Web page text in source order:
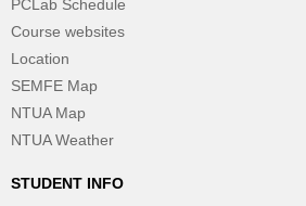
PCLab Schedule
Course websites
Location
SEMFE Map
NTUA Map
NTUA Weather
STUDENT INFO